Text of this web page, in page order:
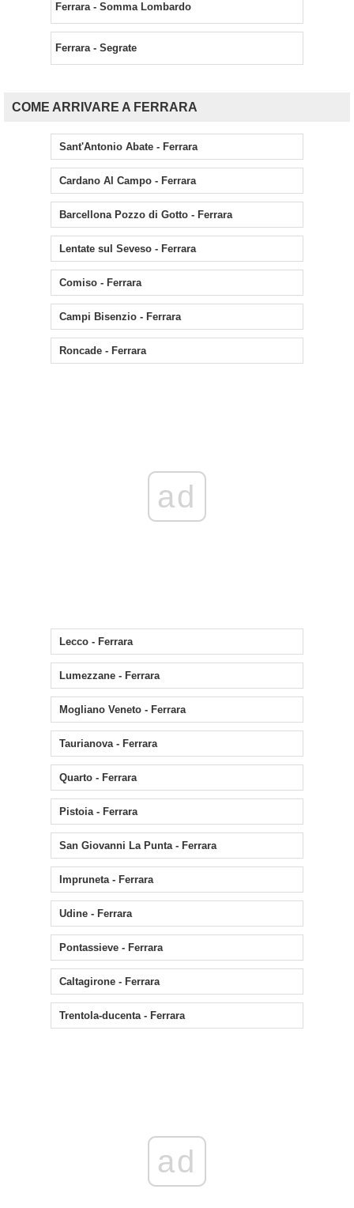
Ferrara - Somma Lombardo
Ferrara - Segrate
COME ARRIVARE A FERRARA
Sant'Antonio Abate - Ferrara
Cardano Al Campo - Ferrara
Barcellona Pozzo di Gotto - Ferrara
Lentate sul Seveso - Ferrara
Comiso - Ferrara
Campi Bisenzio - Ferrara
Roncade - Ferrara
ad
Lecco - Ferrara
Lumezzane - Ferrara
Mogliano Veneto - Ferrara
Taurianova - Ferrara
Quarto - Ferrara
Pistoia - Ferrara
San Giovanni La Punta - Ferrara
Impruneta - Ferrara
Udine - Ferrara
Pontassieve - Ferrara
Caltagirone - Ferrara
Trentola-ducenta - Ferrara
ad